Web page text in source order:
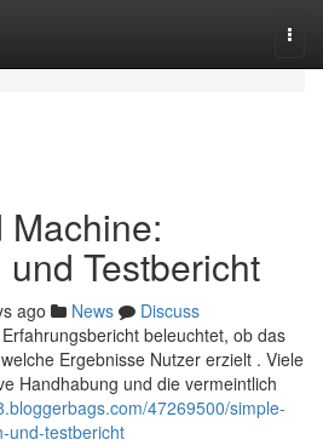
Testbericht
ago News
Discuss
beleuchtet, ob das
Ergebnisse Nutzer erzielt . Viele
Handhabung und die vermeintlich
47269500/simple-
und-testbericht